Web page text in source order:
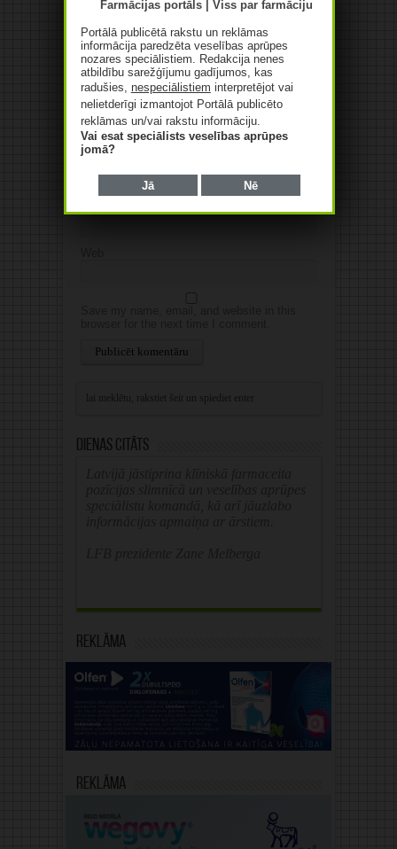
Jūsu e-pasta adrese netiks
Dienas citāts
Reklāma
Reklāma
Portālā publicētā rakstu un reklāmas
informācija paredzēta veselības aprūpes
nozares speciālistiem. Redakcija nenes
atbildību sarežģījumu gadījumos, kas
radušies, nespeciālistiem interpretējot vai
nelietderīgi izmantojot Portālā publicēto
reklāmas un/vai rakstu informāciju.
Vai esat speciālists veselības aprūpes
jomā?
Jā Nē